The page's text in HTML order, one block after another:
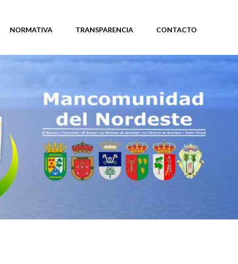
NORMATIVA TRANSPARENCIA CONTACTO